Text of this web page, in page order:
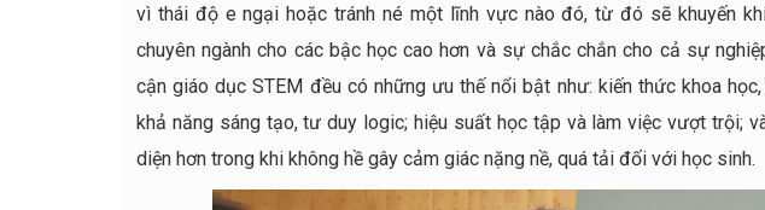
vì thái độ e ngại hoặc tránh né một lĩnh vực nào đó, từ đó sẽ khuyến
chuyên ngành cho các bậc học cao hơn và sự chắc chắn cho cả sự
cận giáo dục STEM đều có những ưu thế nổi bật như: kiến thức khoa
khả năng sáng tạo, tư duy logic; hiệu suất học tập và làm việc vượt trội;
diện hơn trong khi không hề gây cảm giác nặng nề, quá tải đối với học sinh.